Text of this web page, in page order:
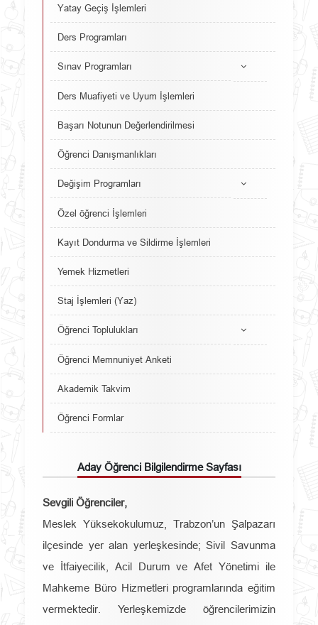
Yatay Geçiş İşlemleri
Ders Programları
Sınav Programları
Ders Muafiyeti ve Uyum İşlemleri
Başarı Notunun Değerlendirilmesi
Öğrenci Danışmanlıkları
Değişim Programları
Özel öğrenci İşlemleri
Kayıt Dondurma ve Sildirme İşlemleri
Yemek Hizmetleri
Staj İşlemleri (Yaz)
Öğrenci Toplulukları
Öğrenci Memnuniyet Anketi
Akademik Takvim
Öğrenci Formlar
Aday Öğrenci Bilgilendirme Sayfası
Sevgili Öğrenciler,
Meslek Yüksekokulumuz, Trabzon’un Şalpazarı
ilçesinde yer alan yerleşkesinde; Sivil Savunma
ve İtfaiyecilik, Acil Durum ve Afet Yönetimi ile
Mahkeme Büro Hizmetleri programlarında eğitim
vermektedir. Yerleşkemizde öğrencilerimizin